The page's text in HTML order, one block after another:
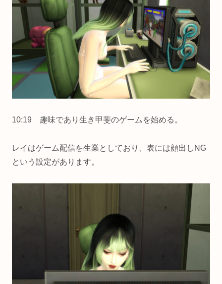
10:19 趣味であり生き甲斐のゲームを始める。
レイはゲーム配信を生業としており、表には顔出しNG
という設定があります。